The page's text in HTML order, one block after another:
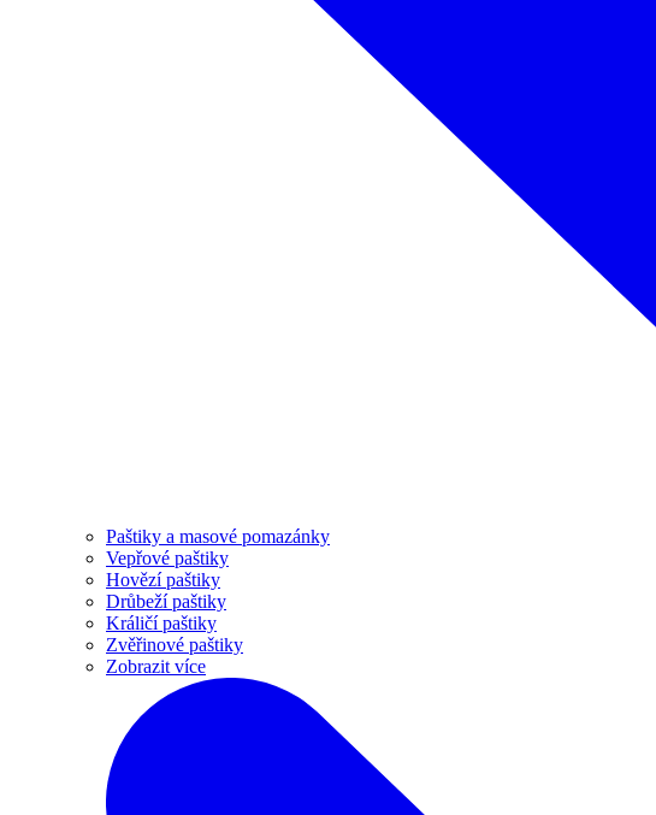
Paštiky a masové pomazánky
Vepřové paštiky
Hovězí paštiky
Drůbeží paštiky
Králičí paštiky
Zvěřinové paštiky
Zobrazit více